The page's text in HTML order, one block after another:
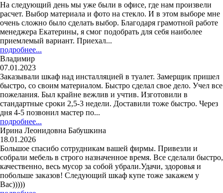
На следующий день мы уже были в офисе, где нам произвели
расчет. Выбор материала и фото на стекло. И в этом выборе мне
очень сложно было сделать выбор. Благодаря грамотной работе
менеджера Екатерины, я смог подобрать для себя наиболее
приемлемый вариант. Приехал...
подробнее...
Владимир
07.01.2023
Заказывали шкаф над инсталляцией в туалет. Замерщик пришел
быстро, со своим материалом. Быстро сделал свое дело. Учел все
пожелания. Был крайне вежлив и учтив. Изготовили в
стандартные сроки 2,5-3 недели. Доставили тоже быстро. Через
дня 4-5 позвонил мастер по...
подробнее...
Ирина Леонидовна Бабушкина
18.01.2026
Большое спасибо сотрудникам вашей фирмы. Привезли и
собрали мебель в строго назначенное время. Все сделали быстро,
качественно, весь мусор за собой убрали.Удачи, здоровья и
побольше заказов! Следующий шкаф купе тоже закажем у
Вас)))))